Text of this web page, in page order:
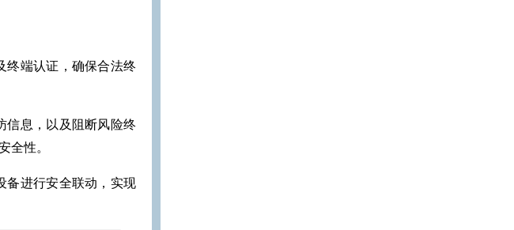
终端认证，确保合法终
信息，以及阻断风险终
全性。
备进行安全联动，实现